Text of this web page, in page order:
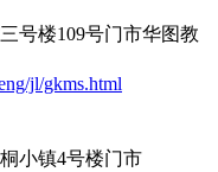
号楼109号门市华图教
jl/gkms.html
小镇4号楼门市